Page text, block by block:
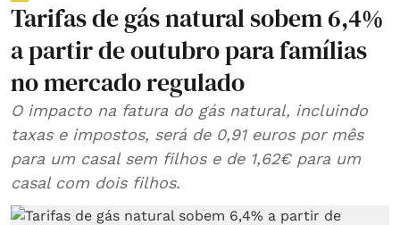
Tarifas de gás natural sobem 6,4%
a partir de outubro para famílias
no mercado regulado
O impacto na fatura do gás natural, incluindo
taxas e impostos, será de 0,91 euros por mês
para um casal sem filhos e de 1,62€ para um
casal com dois filhos.